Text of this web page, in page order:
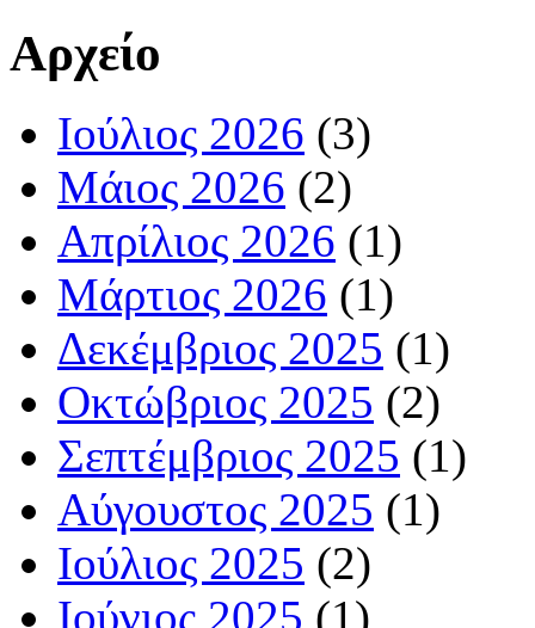
Αρχείο
Ιούλιος 2026 (3)
Μάιος 2026 (2)
Απρίλιος 2026 (1)
Μάρτιος 2026 (1)
Δεκέμβριος 2025 (1)
Οκτώβριος 2025 (2)
Σεπτέμβριος 2025 (1)
Αύγουστος 2025 (1)
Ιούλιος 2025 (2)
Ιούνιος 2025 (1)